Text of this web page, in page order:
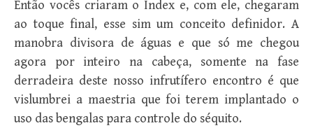
Então vocês criaram o Index e, com ele, chegaram
ao toque final, esse sim um conceito definidor. A
manobra divisora de águas e que só me chegou
agora por inteiro na cabeça, somente na fase
derradeira deste nosso infrutífero encontro é que
vislumbrei a maestria que foi terem implantado o
uso das bengalas para controle do séquito.